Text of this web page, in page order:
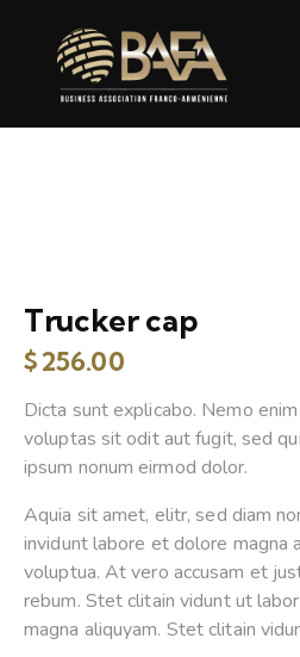
Trucker cap
$256.00
Dicta sunt explicabo. Nemo
voluptas sit odit aut fugit, sed
ipsum nonum eirmod dolor.
Aquia sit amet, elitr, sed diam
invidunt labore et dolore magna
voluptua. At vero accusam et
rebum. Stet clitain vidunt ut
magna aliquyam. Stet clitain